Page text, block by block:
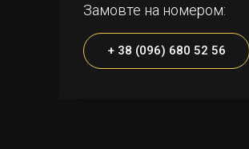
Замовте на номером:
+ 38 (096) 680 52 56